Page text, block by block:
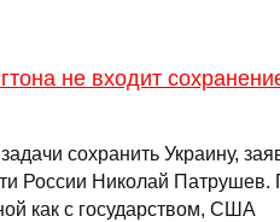
не входит
сохранить Украину,
России Николай Патрушев.
как с государством, США